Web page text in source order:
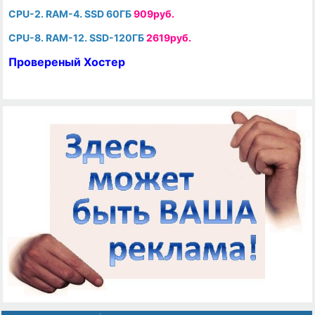
CPU-2. RAM-4. SSD 60ГБ909руб.
CPU-8. RAM-12. SSD-120ГБ2619руб.
Провереный Хостер